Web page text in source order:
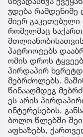
ჯდება რამდენიმე
მიერ გაკეთებული
რომელმაც
პატრიოტებს
ომის დროს
პირდაპირ
მებრძოლებს.
წინააღმდეგ
ეს არის
ინტერესების,
ბოლო წლებში
აფხაზებს,